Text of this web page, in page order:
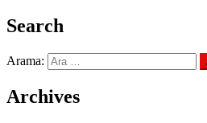
Search
Arama:
Archives